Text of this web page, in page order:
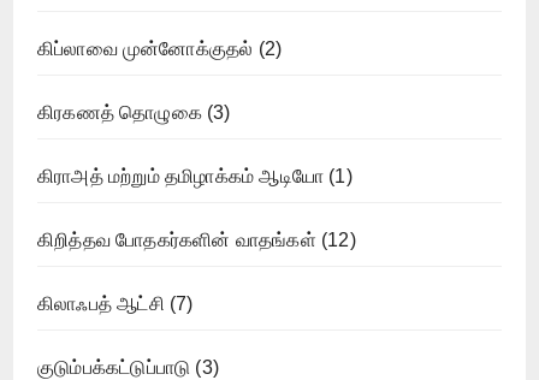
கிப்லாவை முன்னோக்குதல் (2)
கிரகணத் தொழுகை(3)
கிராஅத் மற்றும் தமிழாக்கம் ஆடியோ (1)
கிறித்தவ போதகர்களின் வாதங்கள் (12)
கிலாஃபத் ஆட்சி (7)
குடும்பக்கட்டுப்பாடு (3)